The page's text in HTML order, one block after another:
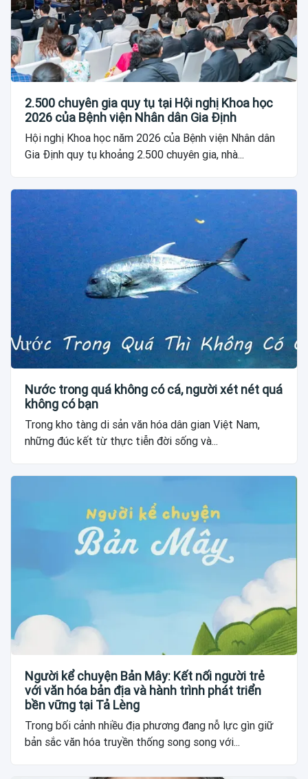
2.500 chuyên gia quy tụ tại Hội nghị Khoa học
2026 của Bệnh viện Nhân dân Gia Định
Hội nghị Khoa học năm 2026 của Bệnh viện Nhân dân
Gia Định quy tụ khoảng 2.500 chuyên gia, nhà...
Nước trong quá không có cá, người xét nét quá
không có bạn
Trong kho tàng di sản văn hóa dân gian Việt Nam,
những đúc kết từ thực tiễn đời sống và...
Người kể chuyện Bản Mây: Kết nối người trẻ
với văn hóa bản địa và hành trình phát triển
bền vững tại Tả Lèng
Trong bối cảnh nhiều địa phương đang nỗ lực gìn giữ
bản sắc văn hóa truyền thống song song với...